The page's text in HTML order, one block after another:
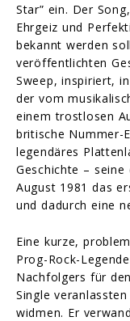
Star” ein. Der
Ehrgeiz und
bekannt werden
veröffentlichten
Sweep, inspiriert,
der vom
einem trostlosen
britische Nummer-
legendäres
Geschichte –
August 1981 das
und dadurch eine
Eine kurze,
Prog-Rock-
Nachfolgers für
Single
widmen. Er